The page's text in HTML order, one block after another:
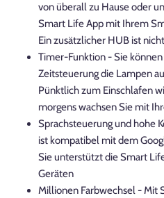
von überall zu Hause oder
Smart Life App mit Ihrem
Ein zusätzlicher HUB ist
Timer-Funktion - Sie
Zeitsteuerung die Lampen
Pünktlich zum Einschlafen
morgens wachsen Sie mit
Sprachsteuerung und hohe
ist kompatibel mit dem
Sie unterstützt die Smart
Geräten
Millionen Farbwechsel - Mit